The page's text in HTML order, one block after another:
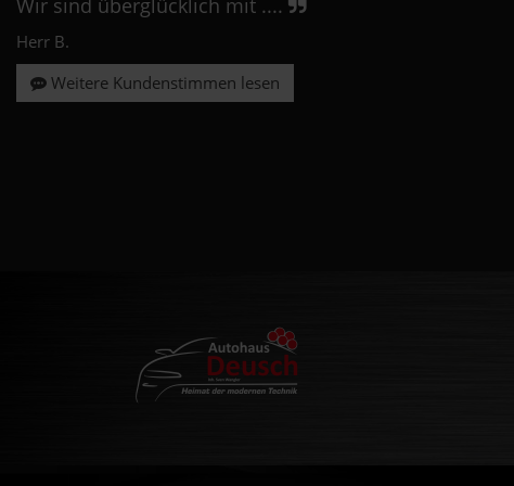
Wir sind überglücklich mit ....
Herr B.
Weitere Kundenstimmen lesen